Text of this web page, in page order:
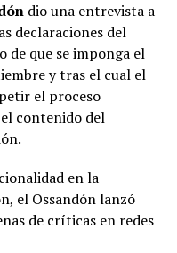
dio una entrevista a
declaraciones del
de que se imponga el
y tras el cual el
el proceso
contenido del
en la
el Ossandón lanzó
de críticas en redes